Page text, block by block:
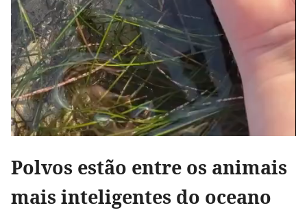
Polvos estão entre os animais
mais inteligentes do oceano